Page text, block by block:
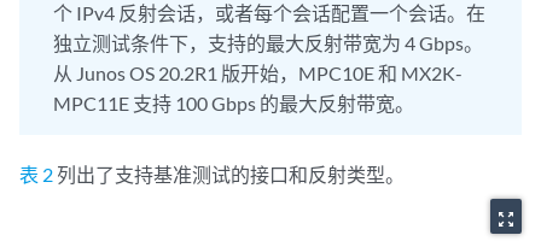
个 IPv4 反射会话，或者每个会话配置一个会话。在
独立测试条件下，支持的最大反射带宽为 4 Gbps。
从 Junos OS 20.2R1 版开始，MPC10E 和 MX2K-
MPC11E 支持 100 Gbps 的最大反射带宽。
表 2 列出了支持基准测试的接口和反射类型。
zoom_out_map